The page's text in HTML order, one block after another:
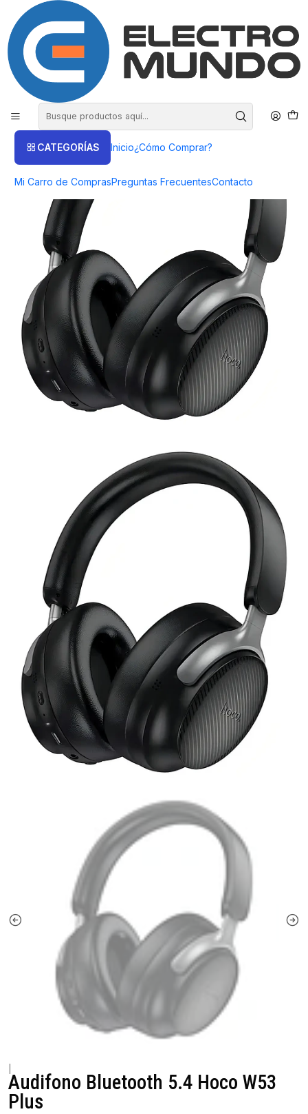
CATEGORÍAS Inicio¿Cómo Comprar?
Mi Carro de ComprasPreguntas FrecuentesContacto
COMPRA HASTA EN 3 CUOTAS SIN INTERES
Inicio Productos AUDIO Audífonos Bluetooth
Audifono Bluetooth 5.4 Hoco W53 Plus
Audifono Bluetooth 5.4 Hoco W53
Plus